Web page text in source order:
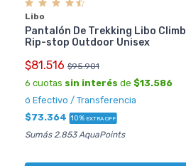
Libo
Pantalón De Trekking Libo Climb
Rip-stop Outdoor Unisex
$81.516 $95.901
6 cuotas sin interés de $13.586
ó Efectivo / Transferencia
$73.364 10% EXTRA OFF
Sumás 2.853 AquaPoints